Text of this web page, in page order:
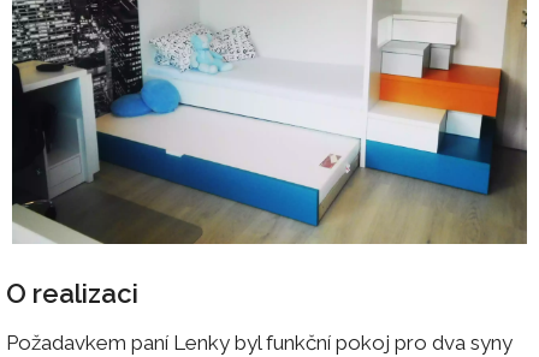
O realizaci
Požadavkem paní Lenky byl funkční pokoj pro dva syny